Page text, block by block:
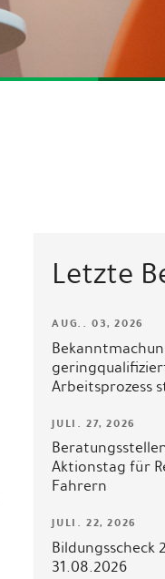
Letzte
AUG.. 03, 2026
Arbeitsprozess
JULI. 27, 2026
Aktionstag für
Fahrern
JULI. 22, 2026
Bildungsscheck
31.08.2026